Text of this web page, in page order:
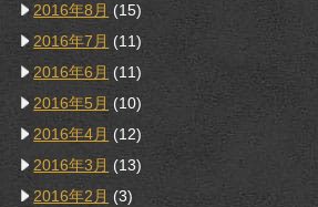
2016年8月 (15)
2016年7月 (11)
2016年6月 (11)
2016年5月 (10)
2016年4月 (12)
2016年3月 (13)
2016年2月 (3)